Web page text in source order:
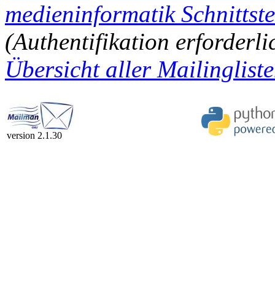
medieninformatik
(Authentifikation
Übersicht aller
version 2.1.30